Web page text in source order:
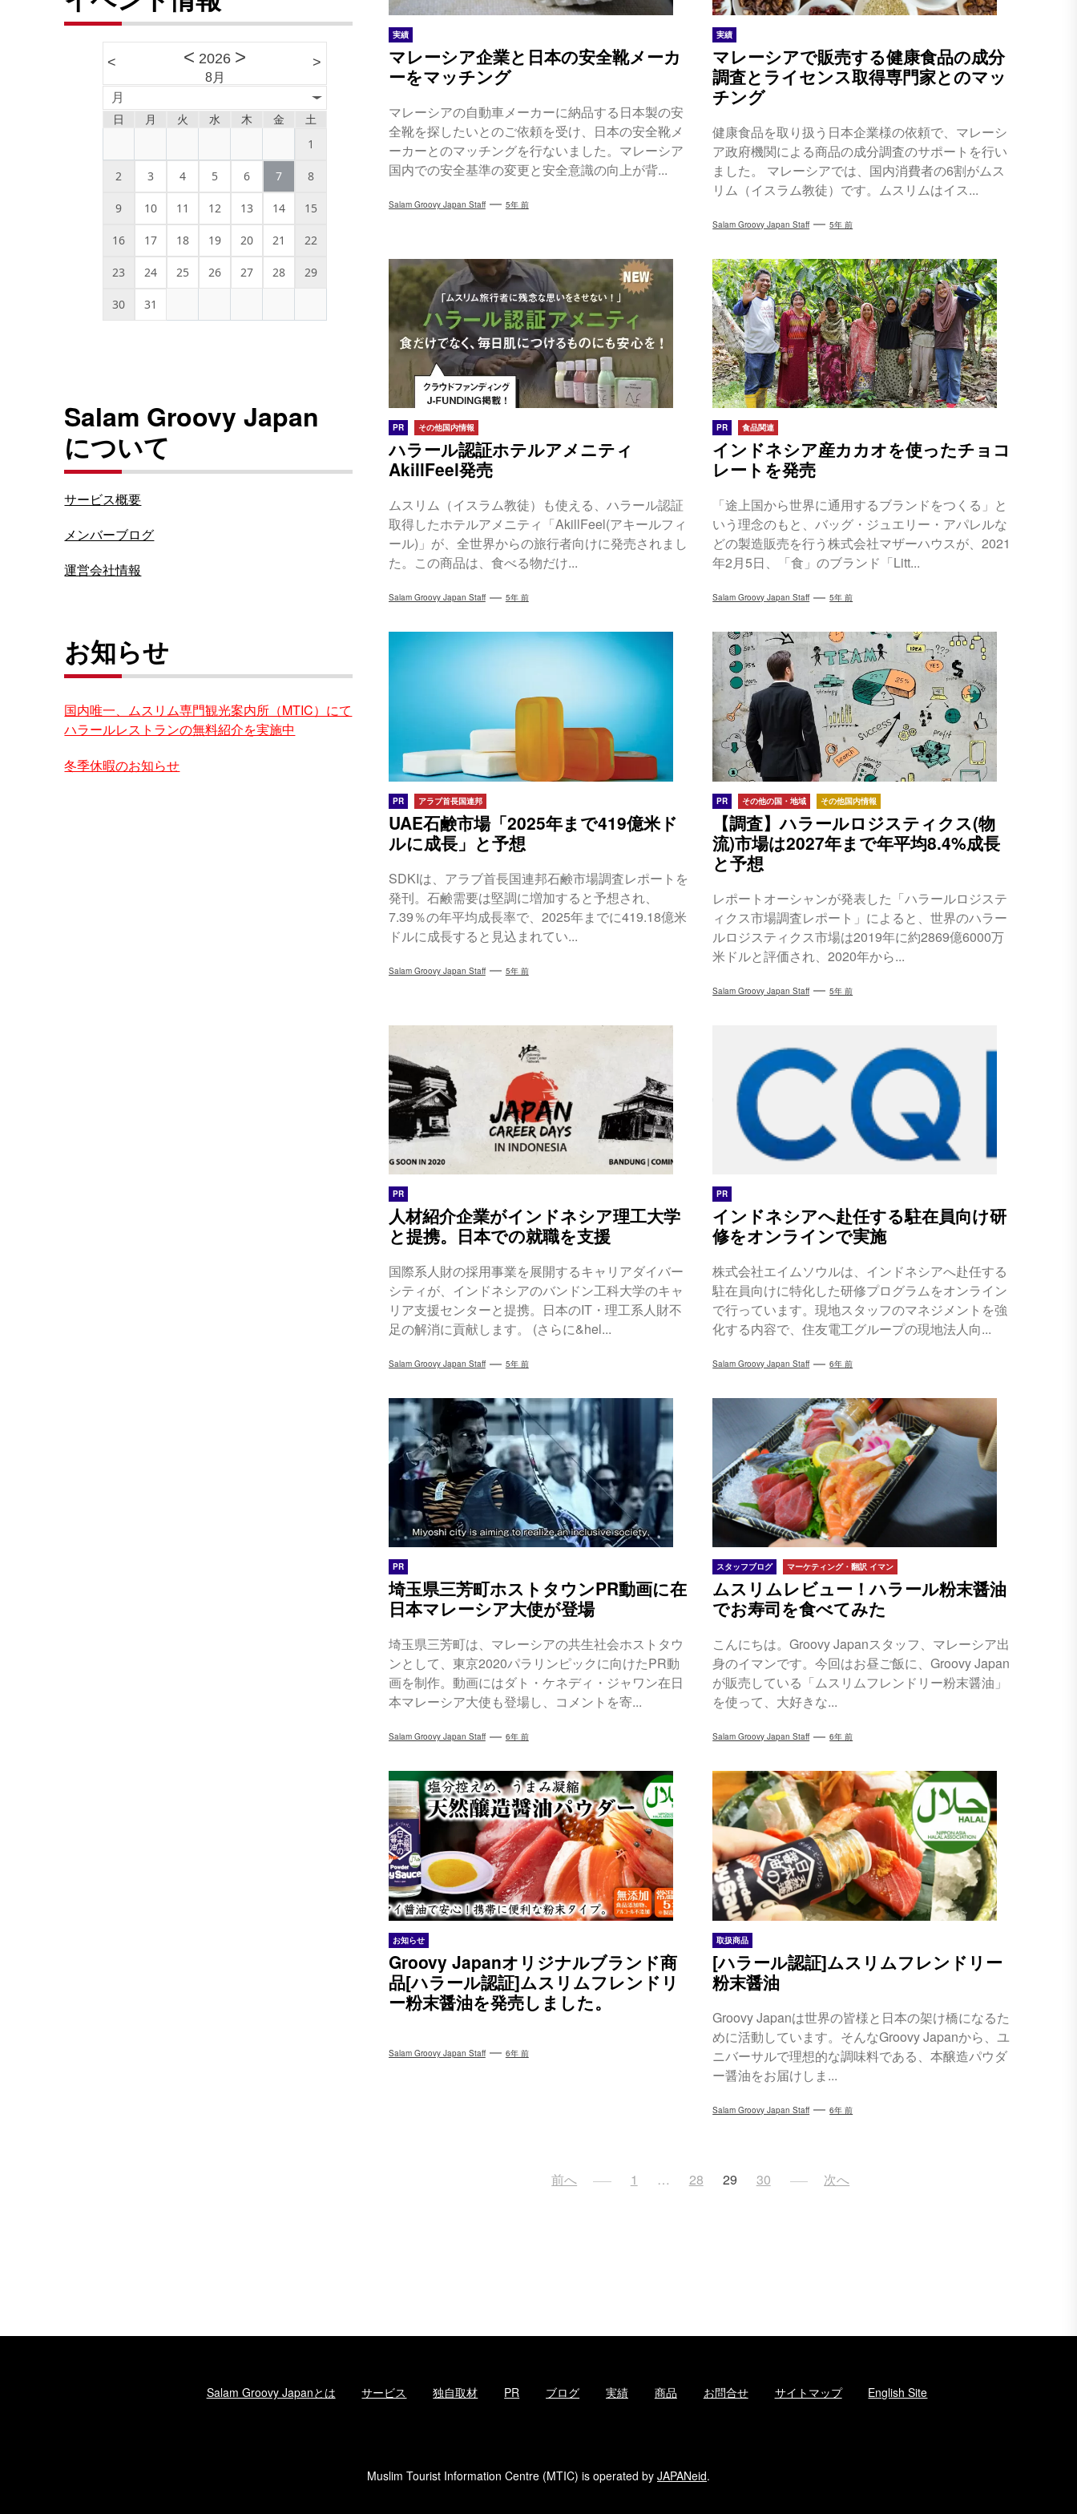
実績
マレーシア企業と日本の安全靴メーカ
ーをマッチング
マレーシアの自動車メーカーに納品する日本製の安
全靴を探したいとのご依頼を受け、日本の安全靴メ
ーカーとのマッチングを行ないました。マレーシア
国内での安全基準の変更と安全意識の向上が背...
Salam Groovy Japan Staff 5年 前
実績
マレーシアで販売する健康食品の成分
調査とライセンス取得専門家とのマッ
チング
健康食品を取り扱う日本企業様の依頼で、マレーシ
ア政府機関による商品の成分調査のサポートを行い
ました。 マレーシアでは、国内消費者の6割がムス
リム（イスラム教徒）です。ムスリムはイス...
Salam Groovy Japan Staff 5年 前
PR その他国内情報
ハラール認証ホテルアメニティ
AkillFeel発売
ムスリム（イスラム教徒）も使える、ハラール認証
取得したホテルアメニティ「AkillFeel(アキールフィ
ール)」が、全世界からの旅行者向けに発売されまし
た。この商品は、食べる物だけ...
Salam Groovy Japan Staff 5年 前
PR 食品関連
インドネシア産カカオを使ったチョコ
レートを発売
「途上国から世界に通用するブランドをつくる」と
いう理念のもと、バッグ・ジュエリー・アパレルな
どの製造販売を行う株式会社マザーハウスが、2021
年2月5日、「食」のブランド「Litt...
Salam Groovy Japan Staff 5年 前
PR アラブ首長国連邦
UAE石鹸市場「2025年まで419億米ド
ルに成長」と予想
SDKIは、アラブ首長国連邦石鹸市場調査レポートを
発刊。石鹸需要は堅調に増加すると予想され、
7.39％の年平均成長率で、2025年までに419.18億米
ドルに成長すると見込まれてい...
Salam Groovy Japan Staff 5年 前
PR その他の国・地域 その他国内情報
【調査】ハラールロジスティクス(物
流)市場は2027年まで年平均8.4%成長
と予想
レポートオーシャンが発表した「ハラールロジステ
ィクス市場調査レポート」によると、世界のハラー
ルロジスティクス市場は2019年に約2869億6000万
米ドルと評価され、2020年から...
Salam Groovy Japan Staff 5年 前
PR
人材紹介企業がインドネシア理工大学
と提携。日本での就職を支援
国際系人財の採用事業を展開するキャリアダイバー
シティが、インドネシアのバンドン工科大学のキャ
リア支援センターと提携。日本のIT・理工系人財不
足の解消に貢献します。 (さらに&hel...
Salam Groovy Japan Staff 5年 前
PR
インドネシアへ赴任する駐在員向け研
修をオンラインで実施
株式会社エイムソウルは、インドネシアへ赴任する
駐在員向けに特化した研修プログラムをオンライン
で行っています。現地スタッフのマネジメントを強
化する内容で、住友電工グループの現地法人向...
Salam Groovy Japan Staff 6年 前
PR
埼玉県三芳町ホストタウンPR動画に在
日本マレーシア大使が登場
埼玉県三芳町は、マレーシアの共生社会ホストタウ
ンとして、東京2020パラリンピックに向けたPR動
画を制作。動画にはダト・ケネディ・ジャワン在日
本マレーシア大使も登場し、コメントを寄...
Salam Groovy Japan Staff 6年 前
スタッフブログ マーケティング・翻訳 イマン
ムスリムレビュー！ハラール粉末醤油
でお寿司を食べてみた
こんにちは。Groovy Japanスタッフ、マレーシア出
身のイマンです。今回はお昼ご飯に、Groovy Japan
が販売している「ムスリムフレンドリー粉末醤油」
を使って、大好きな...
Salam Groovy Japan Staff 6年 前
お知らせ
Groovy Japanオリジナルブランド商
品[ハラール認証]ムスリムフレンドリ
ー粉末醤油を発売しました。
Salam Groovy Japan Staff 6年 前
取扱商品
[ハラール認証]ムスリムフレンドリー
粉末醤油
Groovy Japanは世界の皆様と日本の架け橋になるた
めに活動しています。そんなGroovy Japanから、ユ
ニバーサルで理想的な調味料である、本醸造パウダ
ー醤油をお届けしま...
Salam Groovy Japan Staff 6年 前
ョ
前へ 1 … 28 29 30 次へ
< < 2026 >
8月
>
月
日 月 火 水 木 金 土
1
2 3 4 5 6 7 8
9 10 11 12 13 14 15
16 17 18 19 20 21 22
23 24 25 26 27 28 29
30 31
Salam Groovy Japan
について
サービス概要
メンバーブログ
運営会社情報
お知らせ
国内唯一、ムスリム専門観光案内所（MTIC）にて
ハラールレストランの無料紹介を実施中
冬季休暇のお知らせ
Salam Groovy Japanとは サービス 独自取材 PR ブログ 実績 商品 お問合せ サイトマップ English Site
Muslim Tourist Information Centre (MTIC) is operated by JAPANeid.